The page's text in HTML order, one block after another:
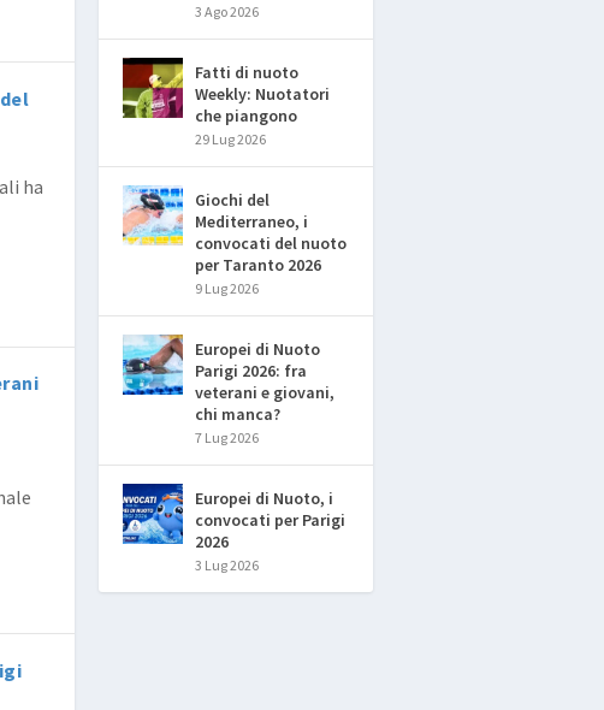
ha
3 Ago 2026
Fatti di nuoto
Weekly: Nuotatori
che piangono
29 Lug 2026
Giochi del
Mediterraneo, i
convocati del nuoto
per Taranto 2026
9 Lug 2026
Europei di Nuoto
Parigi 2026: fra
veterani e giovani,
chi manca?
7 Lug 2026
Europei di Nuoto, i
convocati per Parigi
2026
3 Lug 2026